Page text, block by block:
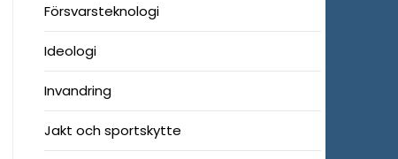
Försvarsteknologi
Ideologi
Invandring
Jakt och sportskytte